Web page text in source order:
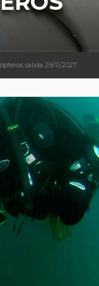
salida 29/11/2027